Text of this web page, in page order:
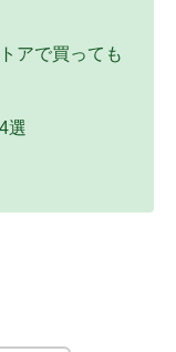
アで買っても
選